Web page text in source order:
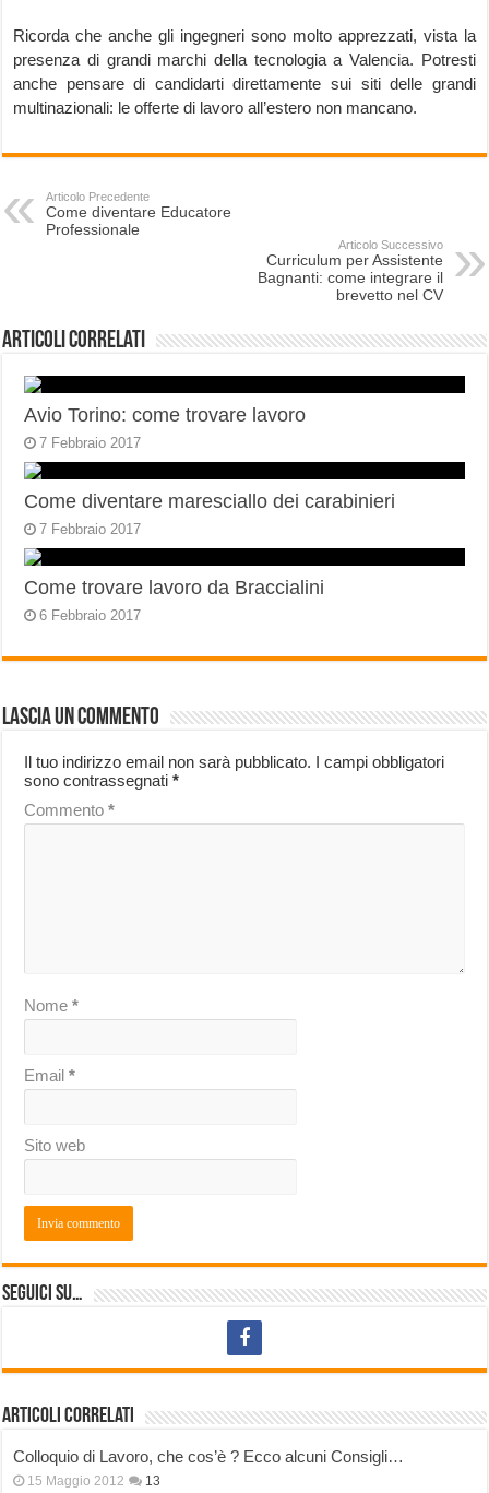
Ricorda che anche gli ingegneri sono molto apprezzati, vista la
presenza di grandi marchi della tecnologia a Valencia. Potresti
anche pensare di candidarti direttamente sui siti delle grandi
multinazionali: le offerte di lavoro all’estero non mancano.
Articolo Precedente
Come diventare Educatore
Professionale
Articolo Successivo
Curriculum per Assistente
Bagnanti: come integrare il
brevetto nel CV
Articoli correlati
Avio Torino: come trovare lavoro
7 Febbraio 2017
Come diventare maresciallo dei carabinieri
7 Febbraio 2017
Come trovare lavoro da Braccialini
6 Febbraio 2017
Lascia un commento
Il tuo indirizzo email non sarà pubblicato. I campi obbligatori
sono contrassegnati*
Commento*
Nome*
Email*
Sito web
Seguici su…
Articoli correlati
Colloquio di Lavoro, che cos’è ? Ecco alcuni Consigli…
15 Maggio 2012 13